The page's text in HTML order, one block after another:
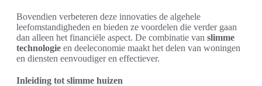
Bovendien verbeteren deze innovaties de algehele
leefomstandigheden en bieden ze voordelen die verder gaan
dan alleen het financiële aspect. De combinatie van slimme
technologie en deeleconomie maakt het delen van woningen
en diensten eenvoudiger en effectiever.
Inleiding tot slimme huizen